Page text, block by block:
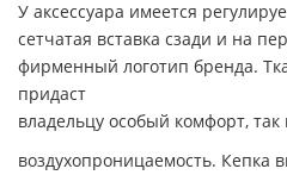
У аксессуара имеется
сетчатая вставка сзади и на
фирменный логотип бренда.
придаст
владельцу особый комфорт,
воздухопроницаемость. Кепка